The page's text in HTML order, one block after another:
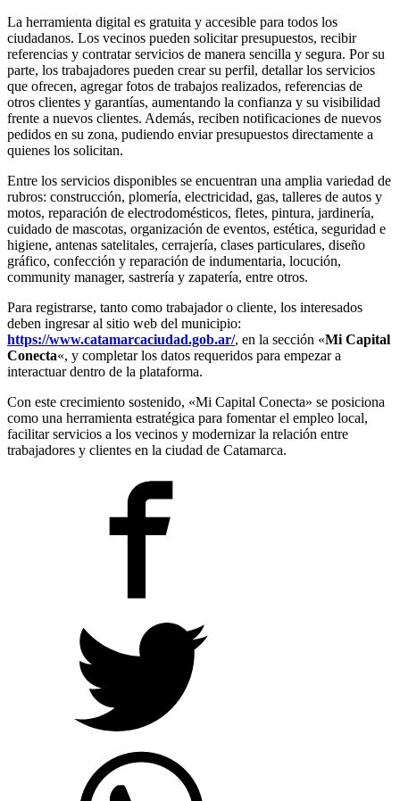
La herramienta digital es gratuita y accesible para todos los
ciudadanos. Los vecinos pueden solicitar presupuestos, recibir
referencias y contratar servicios de manera sencilla y segura. Por su
parte, los trabajadores pueden crear su perfil, detallar los servicios
que ofrecen, agregar fotos de trabajos realizados, referencias de
otros clientes y garantías, aumentando la confianza y su visibilidad
frente a nuevos clientes. Además, reciben notificaciones de nuevos
pedidos en su zona, pudiendo enviar presupuestos directamente a
quienes los solicitan.
Entre los servicios disponibles se encuentran una amplia variedad de
rubros: construcción, plomería, electricidad, gas, talleres de autos y
motos, reparación de electrodomésticos, fletes, pintura, jardinería,
cuidado de mascotas, organización de eventos, estética, seguridad e
higiene, antenas satelitales, cerrajería, clases particulares, diseño
gráfico, confección y reparación de indumentaria, locución,
community manager, sastrería y zapatería, entre otros.
Para registrarse, tanto como trabajador o cliente, los interesados
deben ingresar al sitio web del municipio:
https://www.catamarcaciudad.gob.ar/, en la sección «Mi Capital
Conecta«, y completar los datos requeridos para empezar a
interactuar dentro de la plataforma.
Con este crecimiento sostenido, «Mi Capital Conecta» se posiciona
como una herramienta estratégica para fomentar el empleo local,
facilitar servicios a los vecinos y modernizar la relación entre
trabajadores y clientes en la ciudad de Catamarca.